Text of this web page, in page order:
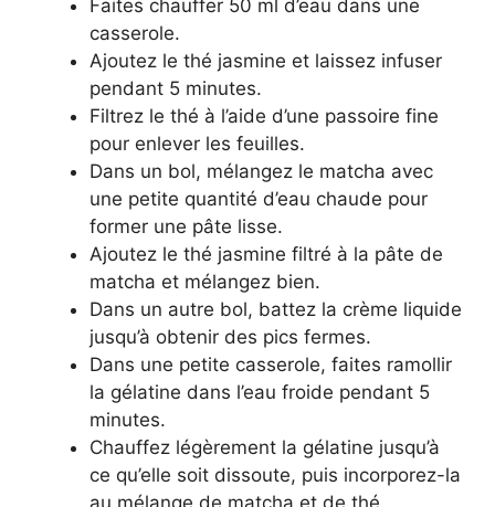
Faites chauffer 50 ml d’eau dans une
casserole.
Ajoutez le thé jasmine et laissez infuser
pendant 5 minutes.
Filtrez le thé à l’aide d’une passoire fine
pour enlever les feuilles.
Dans un bol, mélangez le matcha avec
une petite quantité d’eau chaude pour
former une pâte lisse.
Ajoutez le thé jasmine filtré à la pâte de
matcha et mélangez bien.
Dans un autre bol, battez la crème liquide
jusqu’à obtenir des pics fermes.
Dans une petite casserole, faites ramollir
la gélatine dans l’eau froide pendant 5
minutes.
Chauffez légèrement la gélatine jusqu’à
ce qu’elle soit dissoute, puis incorporez-la
au mélange de matcha et de thé.